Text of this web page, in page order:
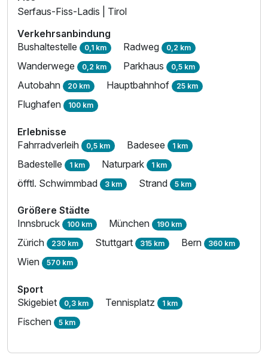
Serfaus-Fiss-Ladis | Tirol
Verkehrsanbindung
Bushaltestelle 0,1 km Radweg 0,2 km
Wanderwege 0,2 km Parkhaus 0,5 km
Autobahn 20 km Hauptbahnhof 25 km
Flughafen 100 km
Erlebnisse
Fahrradverleih 0,5 km Badesee 1 km
Badestelle 1 km Naturpark 1 km
öfftl. Schwimmbad 3 km Strand 5 km
Größere Städte
Innsbruck 100 km München 190 km
Zürich 230 km Stuttgart 315 km Bern 360 km
Wien 570 km
Sport
Skigebiet 0,3 km Tennisplatz 1 km
Fischen 5 km